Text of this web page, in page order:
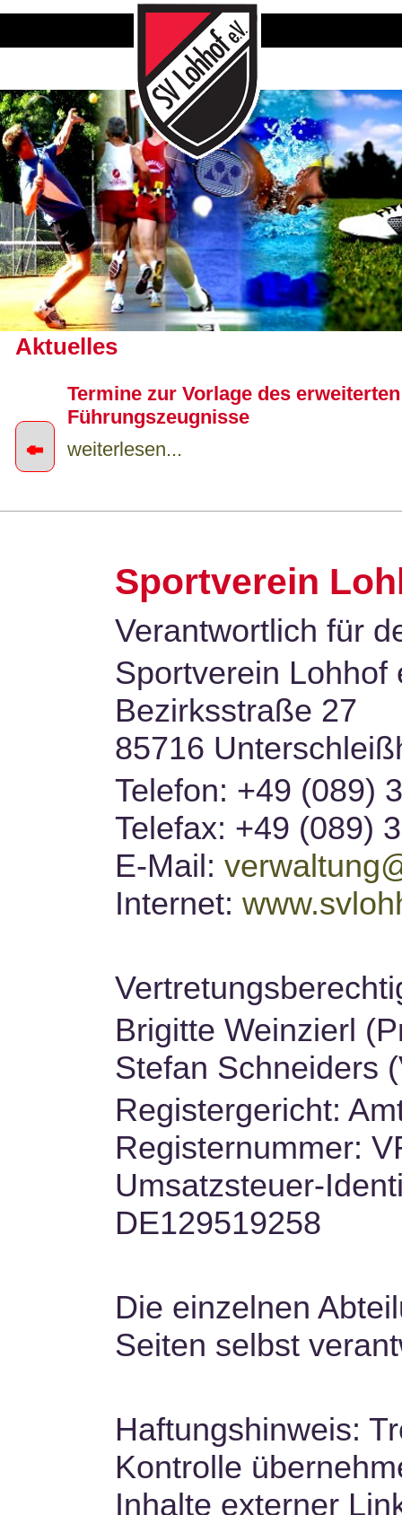
Aktuelles
Termine zur Vorlage des erweiterten
Führungszeugnisse
weiterlesen...
weiterlesen...
←
Sportverein
Verantwortlich für
Sportverein Lohhof
Bezirksstraße 27
85716
Telefon: +49 (089)
Telefax: +49 (089)
E-Mail:
Internet:
Brigitte Weinzierl
Stefan Schneiders
Registergericht:
Registernummer:
Umsatzsteuer-
DE129519258
Die einzelnen
Seiten selbst
Haftungshinweis:
Kontrolle
Inhalte externer